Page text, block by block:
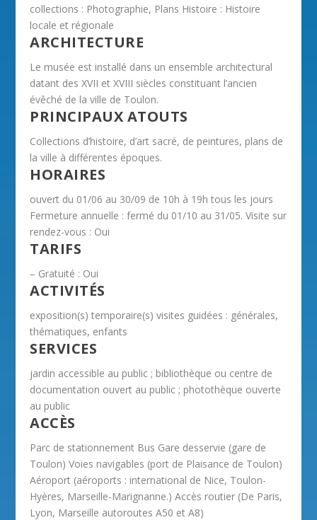
collections : Photographie, Plans Histoire : Histoire
locale et régionale
ARCHITECTURE
Le musée est installé dans un ensemble architectural
datant des XVII et XVIII siècles constituant l’ancien
évêché de la ville de Toulon.
PRINCIPAUX ATOUTS
Collections d’histoire, d’art sacré, de peintures, plans de
la ville à différentes époques.
HORAIRES
ouvert du 01/06 au 30/09 de 10h à 19h tous les jours
Fermeture annuelle : fermé du 01/10 au 31/05. Visite sur
rendez-vous : Oui
TARIFS
– Gratuité : Oui
ACTIVITÉS
exposition(s) temporaire(s) visites guidées : générales,
thématiques, enfants
SERVICES
jardin accessible au public ; bibliothèque ou centre de
documentation ouvert au public ; photothèque ouverte
au public
ACCÈS
Parc de stationnement Bus Gare desservie (gare de
Toulon) Voies navigables (port de Plaisance de Toulon)
Aéroport (aéroports : international de Nice, Toulon-
Hyères, Marseille-Marignanne.) Accès routier (De Paris,
Lyon, Marseille autoroutes A50 et A8)